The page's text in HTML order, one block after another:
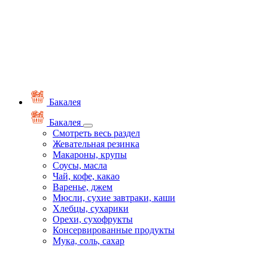
Бакалея
Бакалея
Смотреть весь раздел
Жевательная резинка
Макароны, крупы
Соусы, масла
Чай, кофе, какао
Варенье, джем
Мюсли, сухие завтраки, каши
Хлебцы, сухарики
Орехи, сухофрукты
Консервированные продукты
Мука, соль, сахар